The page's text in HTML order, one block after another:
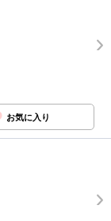
お気に入り